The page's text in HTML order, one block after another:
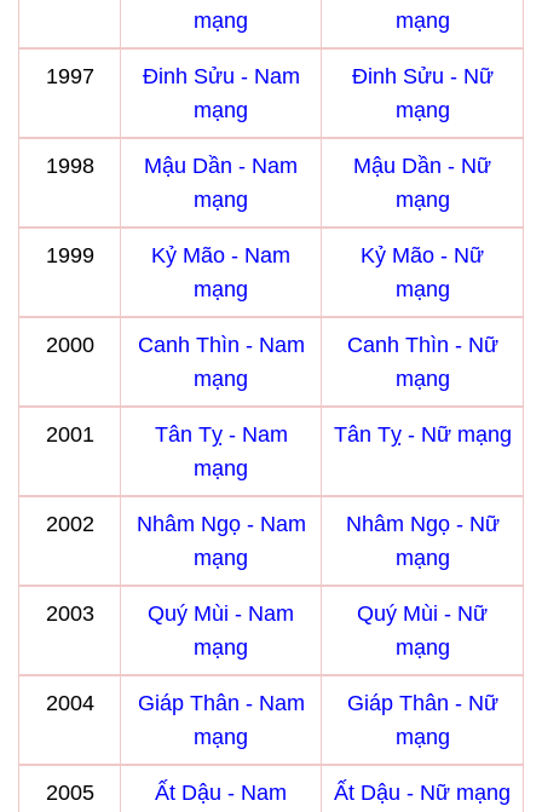
mạng
mạng
1997
Đinh Sửu - Nam
mạng
Đinh Sửu - Nữ
mạng
1998
Mậu Dần - Nam
mạng
Mậu Dần - Nữ
mạng
1999
Kỷ Mão - Nam
mạng
Kỷ Mão - Nữ
mạng
2000
Canh Thìn - Nam
mạng
Canh Thìn - Nữ
mạng
2001
Tân Tỵ - Nam
mạng
Tân Tỵ - Nữ mạng
2002
Nhâm Ngọ - Nam
mạng
Nhâm Ngọ - Nữ
mạng
2003
Quý Mùi - Nam
mạng
Quý Mùi - Nữ
mạng
2004
Giáp Thân - Nam
mạng
Giáp Thân - Nữ
mạng
2005
Ất Dậu - Nam
Ất Dậu - Nữ mạng